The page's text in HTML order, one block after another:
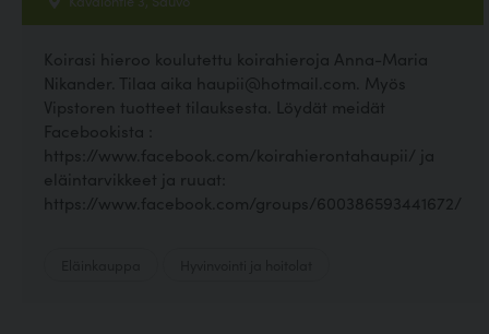
Koirasi hieroo koulutettu koirahieroja Anna-Maria
Nikander. Tilaa aika haupii@hotmail.com. Myös
Vipstoren tuotteet tilauksesta. Löydät meidät
Facebookista :
https://www.facebook.com/koirahierontahaupii/ ja
eläintarvikkeet ja ruuat:
https://www.facebook.com/groups/600386593441672/